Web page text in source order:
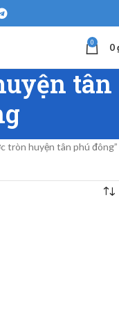
0 0
tân
tròn huyện tân phú đông”